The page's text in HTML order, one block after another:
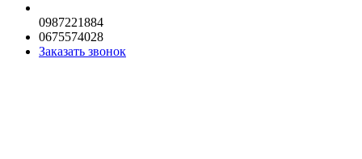
0987221884
0675574028
Заказать звонок